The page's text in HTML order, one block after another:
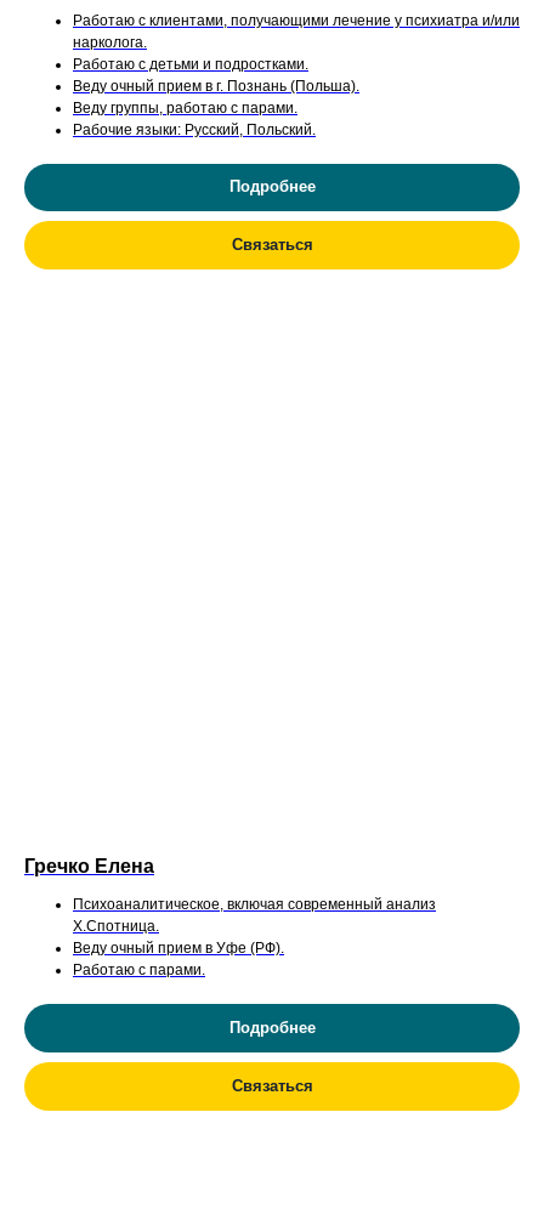
Работаю с клиентами, получающими лечение у психиатра и/или
нарколога.
Работаю с детьми и подростками.
Веду очный прием в г. Познань (Польша).
Веду группы, работаю с парами.
Рабочие языки: Русский, Польский.
Подробнее
Связаться
Гречко Елена
Психоаналитическое, включая современный анализ
Х.Спотница.
Веду очный прием в Уфе (РФ).
Работаю с парами.
Подробнее
Связаться